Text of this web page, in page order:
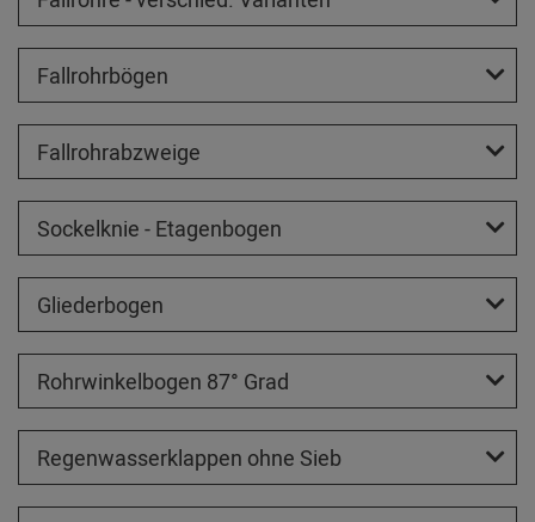
Fallrohrbögen
Fallrohrabzweige
Sockelknie - Etagenbogen
Gliederbogen
Rohrwinkelbogen 87° Grad
Regenwasserklappen ohne Sieb